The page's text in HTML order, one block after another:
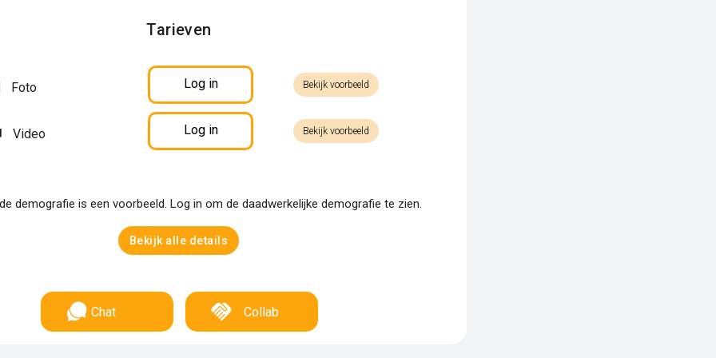
Tarieven
Foto Log in Bekijk voorbeeld
Video Log in Bekijk voorbeeld
demografie is een voorbeeld. Log in om de daadwerkelijke demografie te zien.
Bekijk alle details
Chat Collab